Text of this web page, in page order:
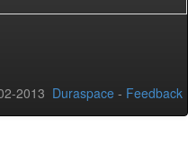
2013 Duraspace - Feedback